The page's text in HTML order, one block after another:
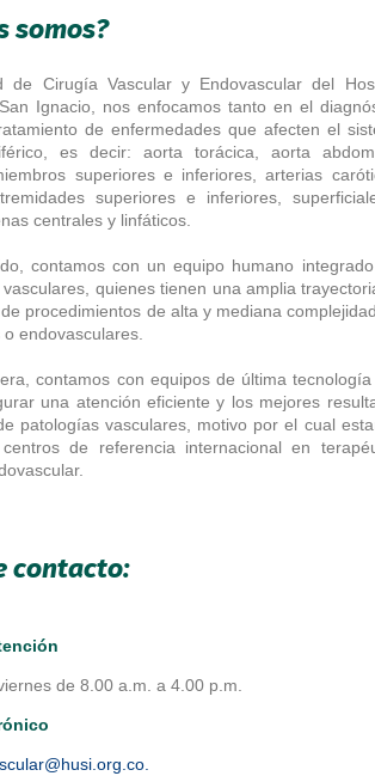
somos?
de Cirugía Vascular y Endovascular del
Ignacio, nos enfocamos tanto en el
de enfermedades que afecten el
es decir: aorta torácica, aorta
superiores e inferiores, arterias
superiores e inferiores,
centrales y linfáticos.
contamos con un equipo humano
quienes tienen una amplia
procedimientos de alta y mediana
endovasculares.
contamos con equipos de última
una atención eficiente y los mejores
patologías vasculares, motivo por el cual
de referencia internacional en
contacto:
de 8.00 a.m. a 4.00 p.m.